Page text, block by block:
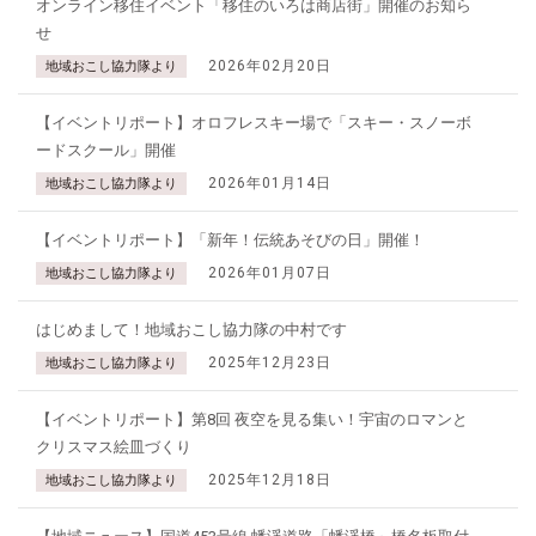
オンライン移住イベント「移住のいろは商店街」開催のお知ら
せ
地域おこし協力隊より 2026年02月20日
【イベントリポート】オロフレスキー場で「スキー・スノーボ
ードスクール」開催
地域おこし協力隊より 2026年01月14日
【イベントリポート】「新年！伝統あそびの日」開催！
地域おこし協力隊より 2026年01月07日
はじめまして！地域おこし協力隊の中村です
地域おこし協力隊より 2025年12月23日
【イベントリポート】第8回 夜空を見る集い！宇宙のロマンと
クリスマス絵皿づくり
地域おこし協力隊より 2025年12月18日